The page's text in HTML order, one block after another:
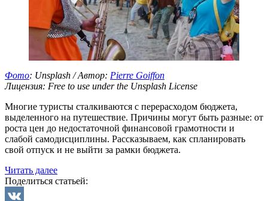
Фото: Unsplash / Автор: Pierre Goiffon
Лицензия: Free to use under the Unsplash License
Многие туристы сталкиваются с перерасходом бюджета,
выделенного на путешествие. Причины могут быть разные: от
роста цен до недостаточной финансовой грамотности и
слабой самодисциплины. Рассказываем, как спланировать
свой отпуск и не выйти за рамки бюджета.
Читать далее«Как
спланировать
Поделиться статьей: